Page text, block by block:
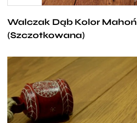
i słońca.
Walczak Dąb Kolor Mahoń
(Szczotkowana)